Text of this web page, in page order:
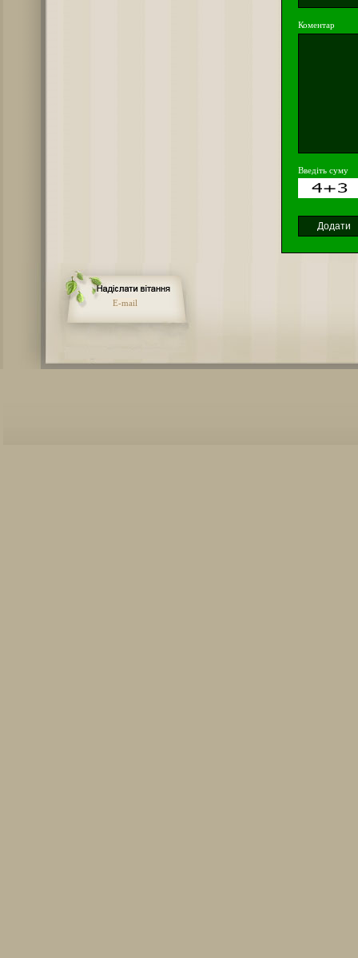
Коментар
Введіть суму
E-mail